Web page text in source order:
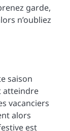
garde,
n’oubliez
saison
atteindre
vacanciers
alors
est